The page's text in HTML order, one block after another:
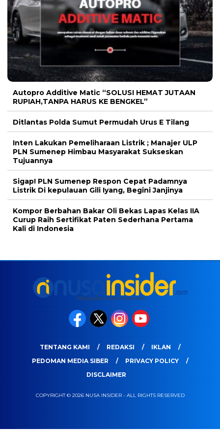
Autopro Additive Matic “SOLUSI HEMAT JUTAAN
RUPIAH,TANPA HARUS KE BENGKEL”
Ditlantas Polda Sumut Permudah Urus E Tilang
Inten Lakukan Pemeliharaan Listrik ; Manajer ULP
PLN Sumenep Himbau Masyarakat Sukseskan
Tujuannya
Sigap! PLN Sumenep Respon Cepat Padamnya
Listrik Di kepulauan Gili Iyang, Begini Janjinya
Kompor Berbahan Bakar Oli Bekas Lapas Kelas IIA
Curup Raih Sertifikat Paten Sederhana Pertama
Kali di Indonesia
TENTANG KAMI REDAKSI
IKLAN
PEDOMAN MEDIA SIBER
PRIVACY POLICY
DISCLAIMER
COPYRIGHT © 2026 NUSA INSIDER - ALL RIGHTS RESERVED